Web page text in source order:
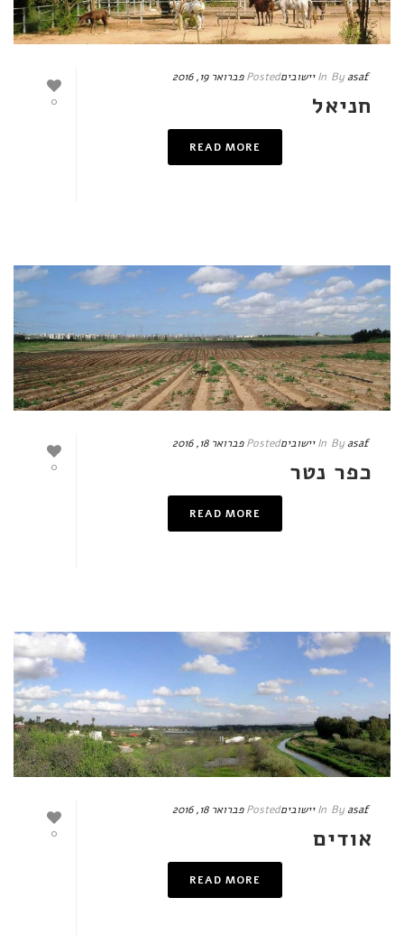
0
Byasaf
In יישוביםPosted פברואר 19, 2016
חניאל
READ MORE
0
Byasaf
In יישוביםPosted פברואר 18, 2016
כפר נטר
READ MORE
0
Byasaf
In יישוביםPosted פברואר 18, 2016
אודים
READ MORE